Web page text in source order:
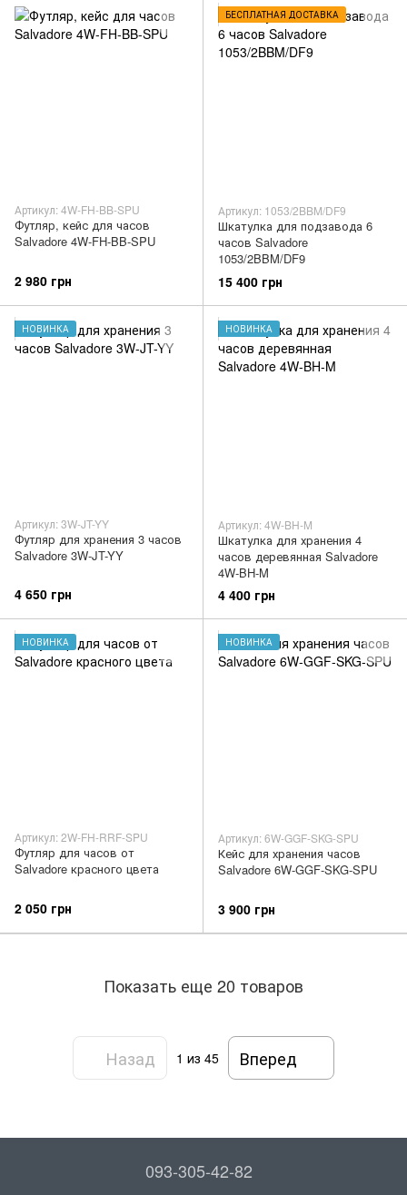
Артикул: 4W-FH-BB-SPU
Футляр, кейс для часов
Salvadore 4W-FH-BB-SPU
2 980 грн
БЕСПЛАТНАЯ ДОСТАВКА
Артикул: 1053/2BBM/DF9
Шкатулка для подзавода 6
часов Salvadore
1053/2BBM/DF9
15 400 грн
НОВИНКА
Артикул: 3W-JT-YY
Футляр для хранения 3 часов
Salvadore 3W-JT-YY
4 650 грн
НОВИНКА
Артикул: 4W-BH-M
Шкатулка для хранения 4
часов деревянная Salvadore
4W-BH-M
4 400 грн
НОВИНКА
Артикул: 2W-FH-RRF-SPU
Футляр для часов от
Salvadore красного цвета
2 050 грн
НОВИНКА
Артикул: 6W-GGF-SKG-SPU
Кейс для хранения часов
Salvadore 6W-GGF-SKG-SPU
3 900 грн
Показать еще 20 товаров
Назад 1 из 45 Вперед
093-305-42-82